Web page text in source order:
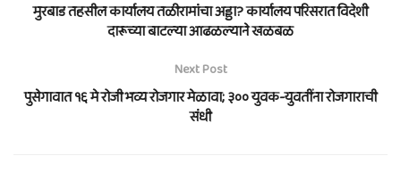
मुरबाड तहसील कार्यालय तळीरामांचा अड्डा? कार्यालय परिसरात विदेशी
दारूच्या बाटल्या आढळल्याने खळबळ
Next Post
पुसेगावात १६ मे रोजी भव्य रोजगार मेळावा; ३०० युवक-युवतींना रोजगाराची
संधी